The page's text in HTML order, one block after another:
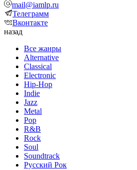
mail@iamlp.ru
Телеграмм
Вконтакте
назад
Все жанры
Alternative
Classical
Electronic
Hip-Hop
Indie
Jazz
Metal
Pop
R&B
Rock
Soul
Soundtrack
Русский Рок